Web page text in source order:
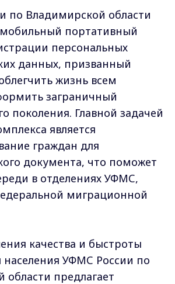
по Владимирской области
портативный
персональных
данных, призванный
жизнь всем
заграничный
поколения. Главной задачей
является
граждан для
документа, что поможет
в отделениях УФМС,
миграционной
качества и быстроты
населения УФМС России по
области предлагает